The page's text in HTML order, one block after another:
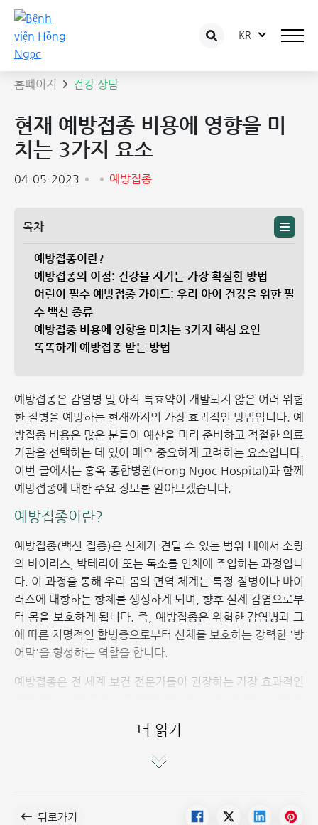
KR
상담 글 상세보기
홈페이지 건강 상담
현재 예방접종 비용에 영향을 미
치는 3가지 요소
04-05-2023 예방접종
목차
예방접종이란?
예방접종의 이점: 건강을 지키는 가장 확실한 방법
어린이 필수 예방접종 가이드: 우리 아이 건강을 위한 필
수 백신 종류
예방접종 비용에 영향을 미치는 3가지 핵심 요인
똑똑하게 예방접종 받는 방법
예방접종은 감염병 및 아직 특효약이 개발되지 않은 여러 위험
한 질병을 예방하는 현재까지의 가장 효과적인 방법입니다. 예
방접종 비용은 많은 분들이 예산을 미리 준비하고 적절한 의료
기관을 선택하는 데 있어 매우 중요하게 고려하는 요소입니다.
이번 글에서는 홍옥 종합병원(Hong Ngoc Hospital)과 함께
예방접종에 대한 주요 정보를 알아보겠습니다.
예방접종이란?
예방접종(백신 접종)은 신체가 견딜 수 있는 범위 내에서 소량
의 바이러스, 박테리아 또는 독소를 인체에 주입하는 과정입니
다. 이 과정을 통해 우리 몸의 면역 체계는 특정 질병이나 바이
러스에 대항하는 항체를 생성하게 되며, 향후 실제 감염으로부
터 몸을 보호하게 됩니다. 즉, 예방접종은 위험한 감염병과 그
에 따른 치명적인 합병증으로부터 신체를 보호하는 강력한 '방
어막'을 형성하는 역할을 합니다.
예방접종은 전 세계 보건 전문가들이 권장하는 가장 효과적인
염병 확산을 막기 위해 범국가적인 예방접종 프로그램을 시행
도 전 세계 여러 국가에서 널리 사용되고 있습니다. 지금부터
더 읽기
뒤로가기